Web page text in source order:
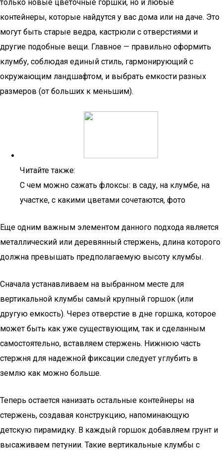
только новые цветочные горшки, но и любые
контейнеры, которые найдутся у вас дома или на даче. Это
могут быть старые ведра, кастрюли с отверстиями и
другие подобные вещи. Главное — правильно оформить
клумбу, соблюдая единый стиль, гармонирующий с
окружающим ландшафтом, и выбрать емкости разных
размеров (от больших к меньшим).
Читайте также:
С чем можно сажать флоксы: в саду, на клумбе, на
участке, с какими цветами сочетаются, фото
Еще одним важным элементом данного подхода является
металлический или деревянный стержень, длина которого
должна превышать предполагаемую высоту клумбы.
Сначала устанавливаем на выбранном месте для
вертикальной клумбы самый крупный горшок (или
другую емкость). Через отверстие в дне горшка, которое
может быть как уже существующим, так и сделанным
самостоятельно, вставляем стержень. Нижнюю часть
стержня для надежной фиксации следует углубить в
землю как можно больше.
Теперь остается нанизать остальные контейнеры на
стержень, создавая конструкцию, напоминающую
детскую пирамидку. В каждый горшок добавляем грунт и
высаживаем петунии. Такие вертикальные клумбы с